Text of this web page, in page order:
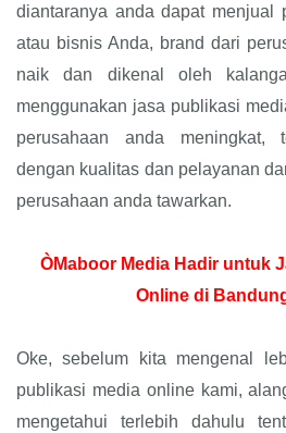
diantaranya anda dapat menjual
atau bisnis Anda, brand dari
naik dan dikenal oleh
menggunakan jasa publikasi
perusahaan anda meningkat,
dengan kualitas dan pelayanan
perusahaan anda tawarkan.
ÒMaboor Media Hadir untuk
Online di
Oke, sebelum kita mengenal
publikasi media online kami,
mengetahui terlebih dahulu